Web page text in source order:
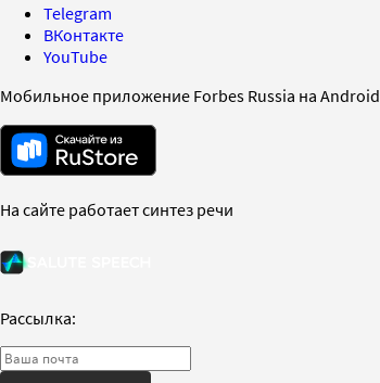
Telegram
ВКонтакте
YouTube
Мобильное приложение Forbes Russia на Android
На сайте работает синтез речи
Рассылка: